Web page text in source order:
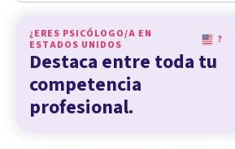
¿ERES PSICÓLOGO/A EN
ESTADOS UNIDOS
?
Destaca entre toda tu
competencia
profesional.